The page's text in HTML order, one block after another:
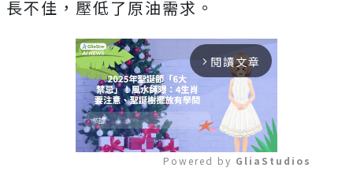
長不佳，壓低了原油需求。
arrow_forward_ios 閱讀文章
Powered by GliaStudios